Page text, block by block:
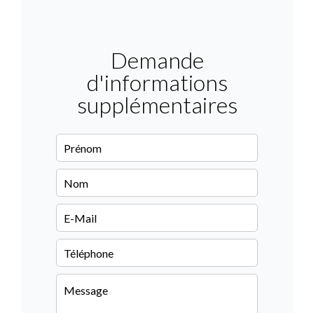
Demande
d'informations
supplémentaires